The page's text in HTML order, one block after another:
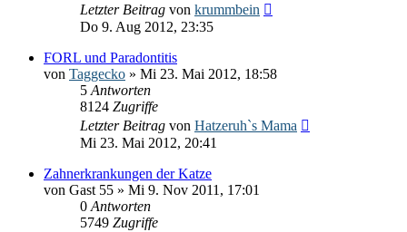
Letzter Beitrag von krummbein
Do 9. Aug 2012, 23:35
FORL und Paradontitis
von Taggecko » Mi 23. Mai 2012, 18:58
5 Antworten
8124 Zugriffe
Letzter Beitrag von Hatzeruh`s Mama
Mi 23. Mai 2012, 20:41
Zahnerkrankungen der Katze
von Gast 55 » Mi 9. Nov 2011, 17:01
0 Antworten
5749 Zugriffe